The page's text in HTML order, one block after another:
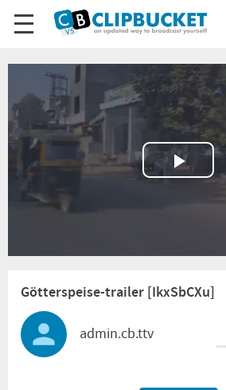
Play
Götterspeise-trailer [IkxSbCXu]
admin.cb.ttv